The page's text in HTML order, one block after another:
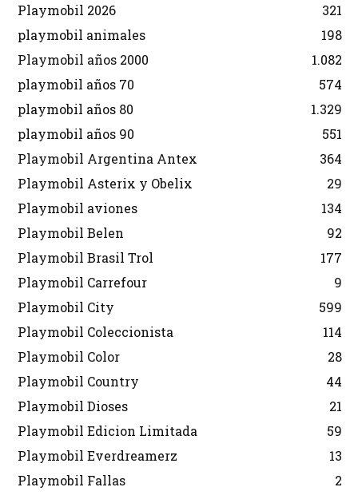
Playmobil 2026
321
playmobil animales
198
Playmobil años 2000
1.082
playmobil años 70
574
playmobil años 80
1.329
playmobil años 90
551
Playmobil Argentina Antex
364
Playmobil Asterix y Obelix
29
Playmobil aviones
134
Playmobil Belen
92
Playmobil Brasil Trol
177
Playmobil Carrefour
9
Playmobil City
599
Playmobil Coleccionista
114
Playmobil Color
28
Playmobil Country
44
Playmobil Dioses
21
Playmobil Edicion Limitada
59
Playmobil Everdreamerz
13
Playmobil Fallas
2